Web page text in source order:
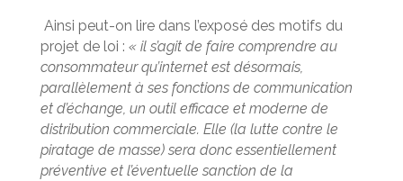
Ainsi peut-on lire dans l’exposé des motifs du
projet de loi : « il s’agit de faire comprendre au
consommateur qu’internet est désormais,
parallèlement à ses fonctions de communication
et d’échange, un outil efficace et moderne de
distribution commerciale. Elle (la lutte contre le
piratage de masse) sera donc essentiellement
préventive et l’éventuelle sanction de la